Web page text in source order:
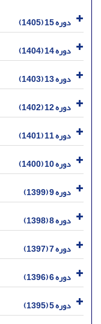
دوره 15 (1405)
دوره 14 (1404)
دوره 13 (1403)
دوره 12 (1402)
دوره 11 (1401)
دوره 10 (1400)
دوره 9 (1399)
دوره 8 (1398)
دوره 7 (1397)
دوره 6 (1396)
دوره 5 (1395)